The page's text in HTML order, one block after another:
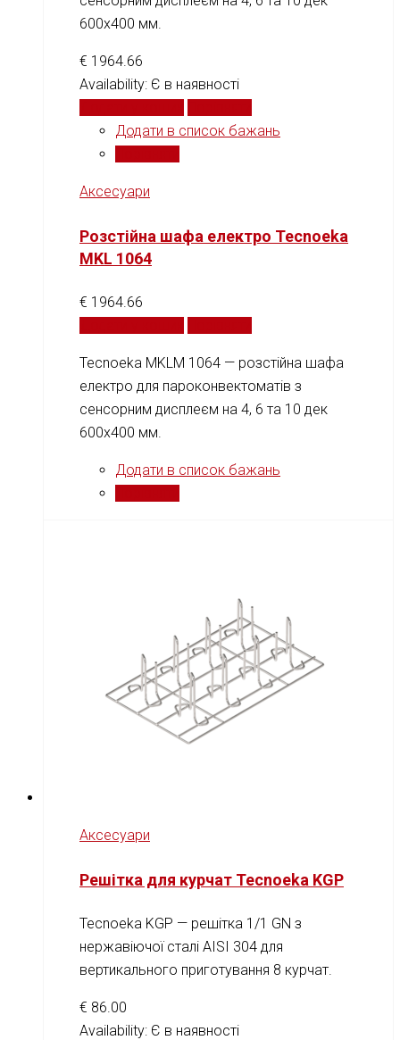
600x400 мм.
€ 1964.66
Availability: Є в наявності
Додати в список бажань
Аксесуари
Розстійна шафа електро Tecnoeka
MKL 1064
€ 1964.66
Tecnoeka MKLM 1064 — розстійна шафа
електро для пароконвектоматів з
сенсорним дисплеєм на 4, 6 та 10 дек
600x400 мм.
Додати в список бажань
Аксесуари
Решітка для курчат Tecnoeka KGP
Tecnoeka KGP — решітка 1/1 GN з
нержавіючої сталі AISI 304 для
вертикального приготування 8 курчат.
€ 86.00
Availability: Є в наявності